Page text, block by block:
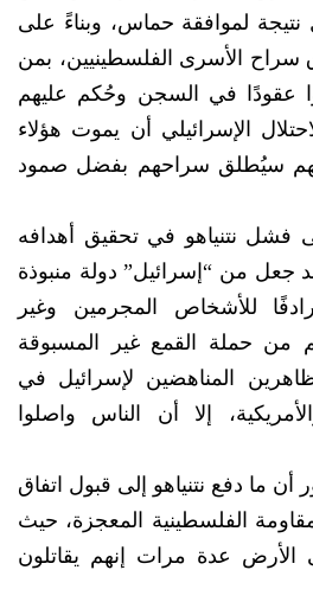
نتيجة لموافقة حماس، وبناءً على
سراح الأسرى الفلسطينيين، بمن
عقودًا في السجن وحُكم عليهم
الإسرائيلي أن يموت هؤلاء
سيُطلق سراحهم بفضل صمود
فشل نتنياهو في تحقيق أهدافه
جعل من “إسرائيل” دولة منبوذة
للأشخاص المجرمين وغير
من حملة القمع غير المسبوقة
المناهضين لإسرائيل في
إلا أن الناس واصلوا
ما دفع نتنياهو إلى قبول اتفاق
الفلسطينية المعجزة، حيث
الأرض عدة مرات إنهم يقاتلون